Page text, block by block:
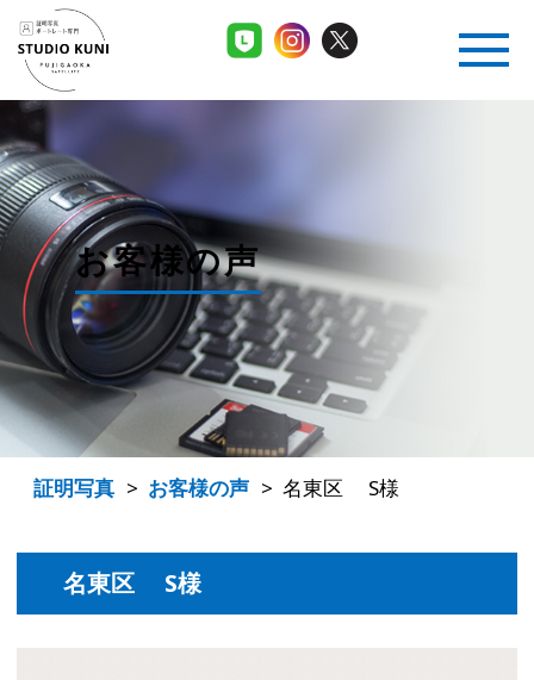
名古屋市名東区のお宮参り・七五三・成人式
お客様の声
証明写真 お客様の声 名東区 S様
名東区 S様